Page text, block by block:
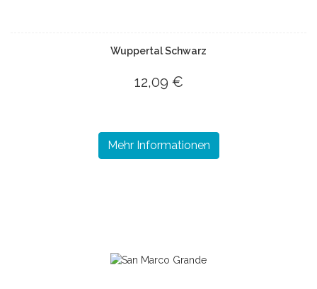
Wuppertal Schwarz
12,09 €
Mehr Informationen